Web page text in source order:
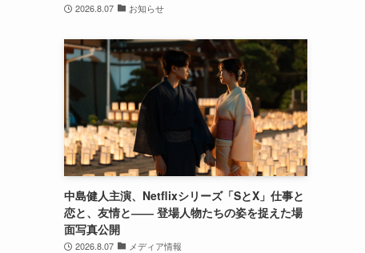
2026.8.07 お知らせ
中島健人主演、Netflixシリーズ「SとX」仕事と
恋と、友情と―― 登場人物たちの姿を捉えた場
面写真公開
2026.8.07 メディア情報